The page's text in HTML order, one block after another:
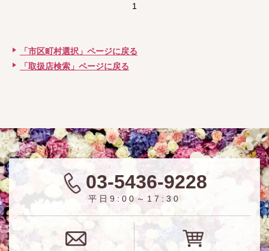
1
「市区町村選択」ページに戻る
「取扱店検索」ページに戻る
03-5436-9228
平日9:00～17:30